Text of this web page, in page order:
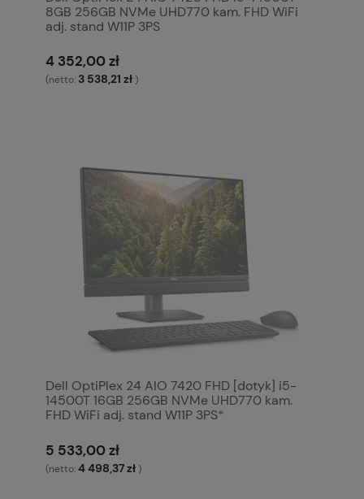
8GB 256GB NVMe UHD770 kam. FHD WiFi
adj. stand W11P 3PS
4 352,00 zł
(netto:3 538,21 zł )
Dell OptiPlex 24 AIO 7420 FHD [dotyk] i5-
14500T 16GB 256GB NVMe UHD770 kam.
FHD WiFi adj. stand W11P 3PS*
5 533,00 zł
(netto:4 498,37 zł )